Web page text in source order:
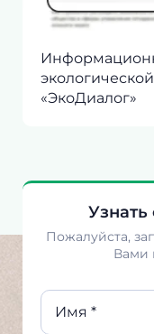
«ЭкоДиалог»
Узнать
Пожалуйста,
Вами
Имя *